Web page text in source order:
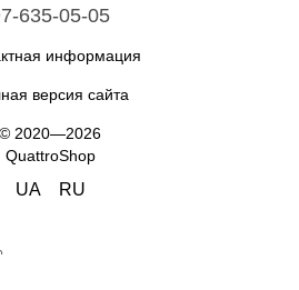
635-05-05
информация
версия сайта
© 2020—2026
QuattroShop
UA RU